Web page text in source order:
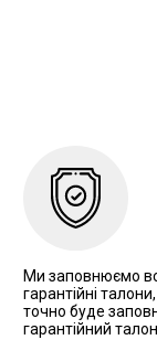
Ми заповнюємо
гарантійні
точно буде
гарантійний талон.